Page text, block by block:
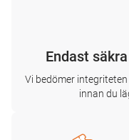
Endast
Vi bedömer
innan du